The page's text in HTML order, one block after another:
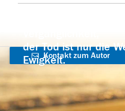
der Tod ist nur die
Ewigkeit.
Kontakt zum Autor
aufnehmen